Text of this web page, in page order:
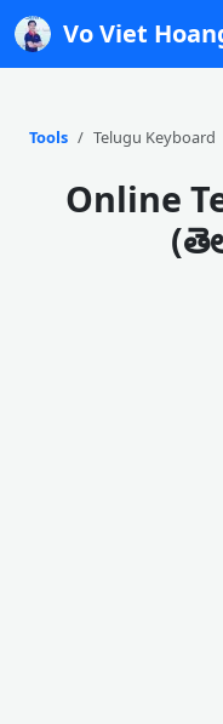
Vo Viet
Tools Telugu Keyboard
Online